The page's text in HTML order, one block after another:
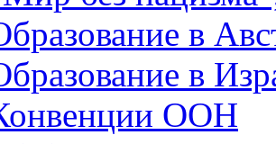
в
в
ООН